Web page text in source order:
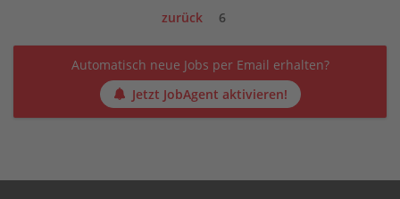
zurück 6
Automatisch neue Jobs per Email erhalten?
Jetzt JobAgent aktivieren!